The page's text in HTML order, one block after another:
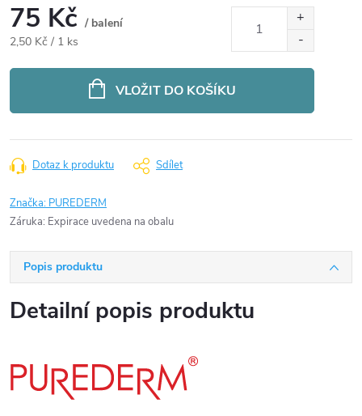
75 Kč / balení
Měrná
2,50 Kč / 1 ks
VLOŽIT DO KOŠÍKU
Dotaz k produktu Sdílet
Značka: PUREDERM
Záruka: Expirace uvedena na obalu
Popis produktu
Detailní popis produktu